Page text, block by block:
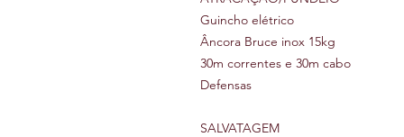
Guincho elétrico
Âncora Bruce inox 15kg
30m correntes e 30m cabo
Defensas
SALVATAGEM